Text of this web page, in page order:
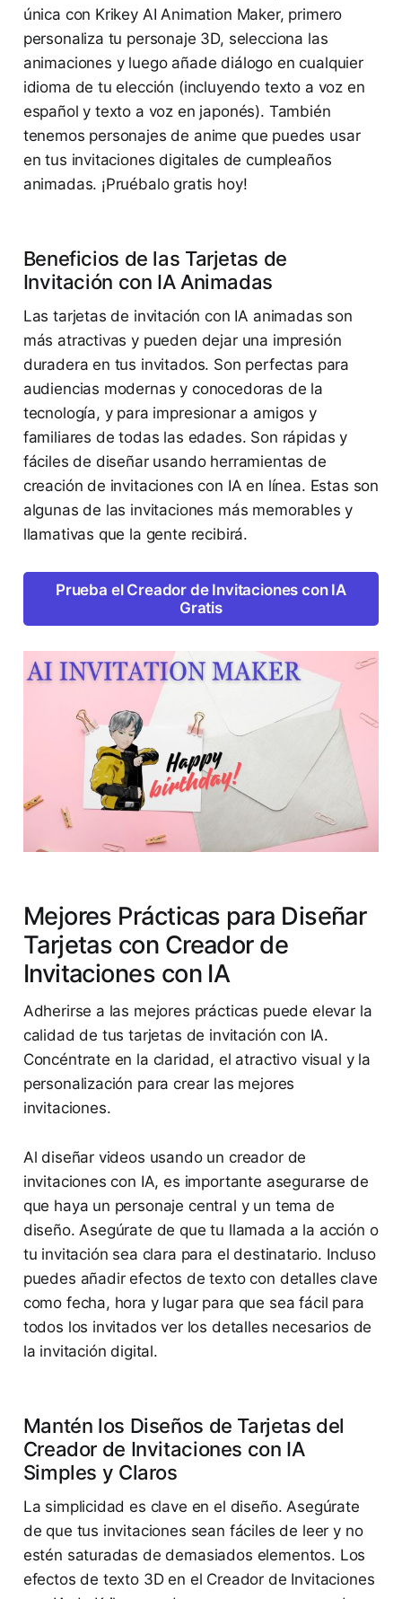
única con Krikey AI Animation Maker, primero
personaliza tu personaje 3D, selecciona las
animaciones y luego añade diálogo en cualquier
idioma de tu elección (incluyendo texto a voz en
español y texto a voz en japonés). También
tenemos personajes de anime que puedes usar
en tus invitaciones digitales de cumpleaños
animadas. ¡Pruébalo gratis hoy!
Beneficios de las Tarjetas de
Invitación con IA Animadas
Las tarjetas de invitación con IA animadas son
más atractivas y pueden dejar una impresión
duradera en tus invitados. Son perfectas para
audiencias modernas y conocedoras de la
tecnología, y para impresionar a amigos y
familiares de todas las edades. Son rápidas y
fáciles de diseñar usando herramientas de
creación de invitaciones con IA en línea. Estas son
algunas de las invitaciones más memorables y
llamativas que la gente recibirá.
Prueba el Creador de Invitaciones con IA
Gratis
Mejores Prácticas para Diseñar
Tarjetas con Creador de
Invitaciones con IA
Adherirse a las mejores prácticas puede elevar la
calidad de tus tarjetas de invitación con IA.
Concéntrate en la claridad, el atractivo visual y la
personalización para crear las mejores
invitaciones.
Al diseñar videos usando un creador de
invitaciones con IA, es importante asegurarse de
que haya un personaje central y un tema de
diseño. Asegúrate de que tu llamada a la acción o
tu invitación sea clara para el destinatario. Incluso
puedes añadir efectos de texto con detalles clave
como fecha, hora y lugar para que sea fácil para
todos los invitados ver los detalles necesarios de
la invitación digital.
Mantén los Diseños de Tarjetas del
Creador de Invitaciones con IA
Simples y Claros
La simplicidad es clave en el diseño. Asegúrate
de que tus invitaciones sean fáciles de leer y no
estén saturadas de demasiados elementos. Los
efectos de texto 3D en el Creador de Invitaciones